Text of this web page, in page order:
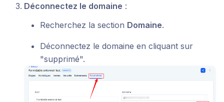
Déconnectez le domaine :
Recherchez la section Domaine.
Déconnectez le domaine en cliquant sur
"supprimé".